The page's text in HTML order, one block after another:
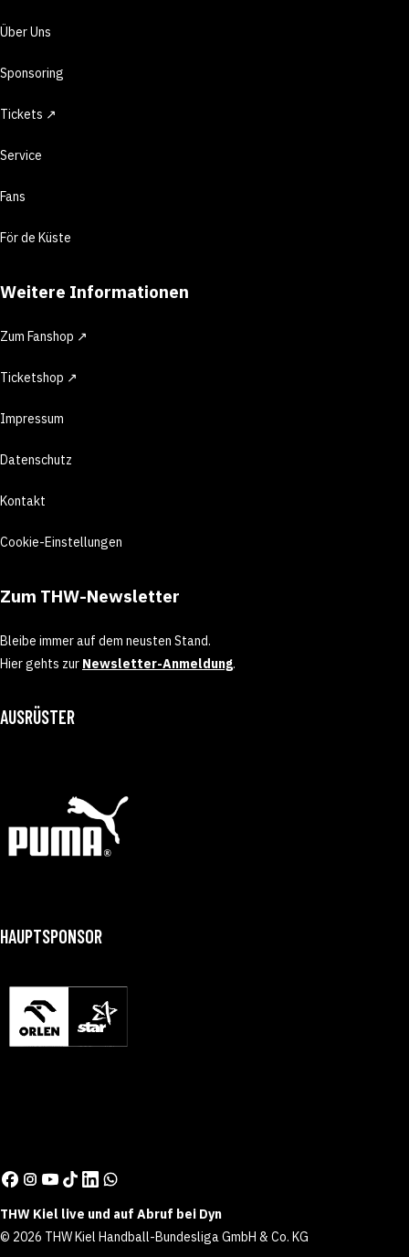
Über Uns
Sponsoring
Tickets ↗
Service
Fans
För de Küste
Weitere Informationen
Zum Fanshop ↗
Ticketshop ↗
Impressum
Datenschutz
Kontakt
Cookie-Einstellungen
Zum THW-Newsletter
Bleibe immer auf dem neusten Stand.
Hier gehts zur Newsletter-Anmeldung.
AUSRÜSTER
HAUPTSPONSOR
THW Kiel live und auf Abruf bei Dyn
© 2026 THW Kiel Handball-Bundesliga GmbH & Co. KG